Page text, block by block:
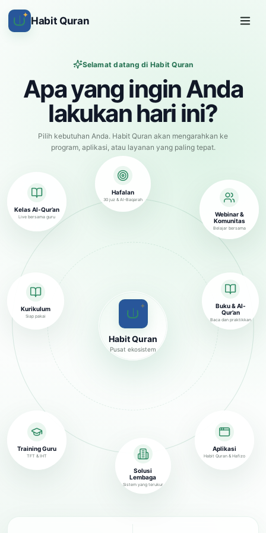
✦ Habit Quran
Selamat datang di Habit Quran
Apa yang ingin Anda
lakukan hari ini?
Pilih kebutuhan Anda. Habit Quran akan mengarahkan ke
program, aplikasi, atau layanan yang paling tepat.
✦
Habit Quran
Pusat ekosistem
Kelas Al-Qur’an
Live bersama guru
Hafalan
30 juz & Al-Baqarah
Buku & Al-
Qur’an
Baca dan praktikkan
Training Guru
TFT & IHT
Solusi
Lembaga
Sistem yang terukur
Kurikulum
Siap pakai
Aplikasi
Habit Quran & Hafizo
Webinar &
Komunitas
Belajar bersama